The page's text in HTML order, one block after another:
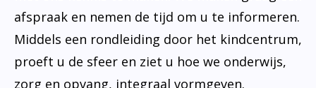
afspraak en nemen de tijd om u te informeren.
Middels een rondleiding door het kindcentrum,
proeft u de sfeer en ziet u hoe we onderwijs,
zorg en opvang, integraal vormgeven.